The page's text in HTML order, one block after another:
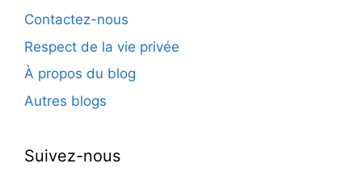
Contactez-nous
Respect de la vie privée
À propos du blog
Autres blogs
Suivez-nous